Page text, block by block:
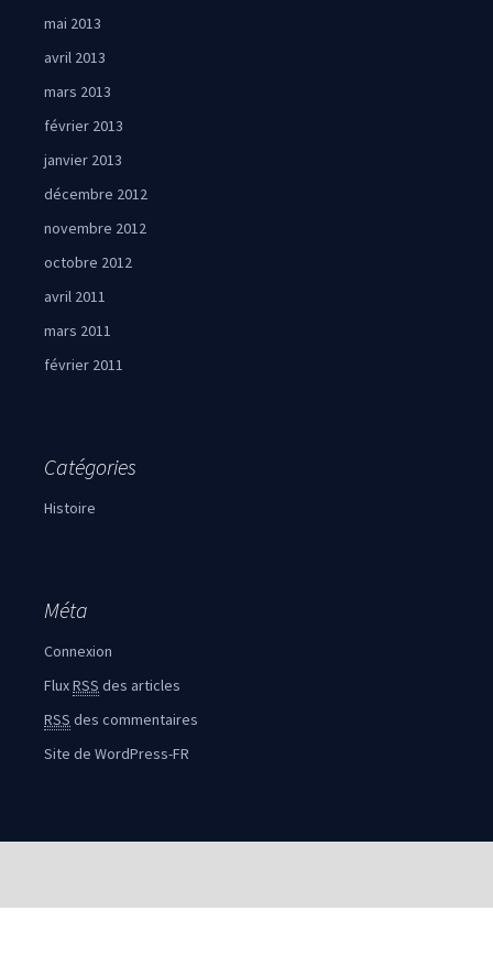
mai 2013
avril 2013
mars 2013
février 2013
janvier 2013
décembre 2012
novembre 2012
octobre 2012
avril 2011
mars 2011
février 2011
Catégories
Histoire
Méta
Connexion
FluxRSS des articles
RSS des commentaires
Site de WordPress-FR